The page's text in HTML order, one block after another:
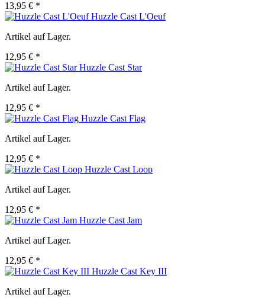
13,95 € *
Huzzle Cast L'Oeuf
Artikel auf Lager.
12,95 € *
Huzzle Cast Star
Artikel auf Lager.
12,95 € *
Huzzle Cast Flag
Artikel auf Lager.
12,95 € *
Huzzle Cast Loop
Artikel auf Lager.
12,95 € *
Huzzle Cast Jam
Artikel auf Lager.
12,95 € *
Huzzle Cast Key III
Artikel auf Lager.